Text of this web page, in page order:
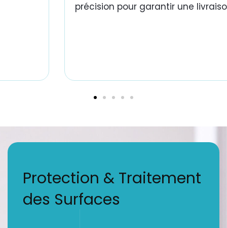
précision pour garantir une
Protection & Traitement
des Surfaces